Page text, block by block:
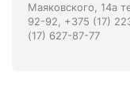
Маяковского, 14а
92-92, +375 (17)
(17) 627-87-77